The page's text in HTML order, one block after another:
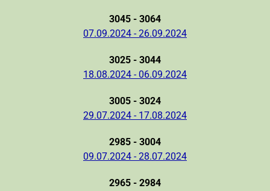
3045 - 3064
07.09.2024 - 26.09.2024
3025 - 3044
18.08.2024 - 06.09.2024
3005 - 3024
29.07.2024 - 17.08.2024
2985 - 3004
09.07.2024 - 28.07.2024
2965 - 2984